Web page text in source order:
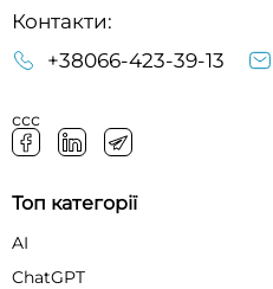
Контакти:
+38066-423-39-13
ссс
Топ категорії
AI
ChatGPT